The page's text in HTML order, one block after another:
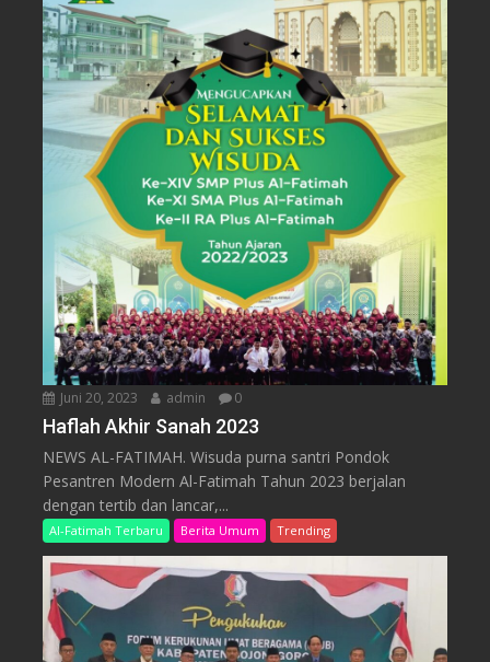
Juni 20, 2023 admin 0
Haflah Akhir Sanah 2023
NEWS AL-FATIMAH. Wisuda purna santri Pondok
Pesantren Modern Al-Fatimah Tahun 2023 berjalan
dengan tertib dan lancar,...
Al-Fatimah Terbaru Berita Umum Trending